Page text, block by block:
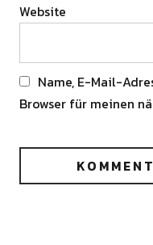
Website
Name, E-Mail-
Browser für meinen